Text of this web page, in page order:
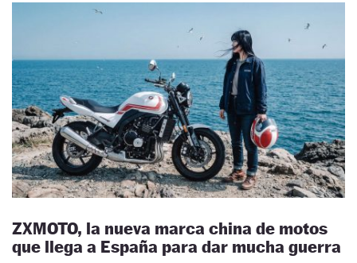
ZXMOTO, la nueva marca china de motos
que llega a España para dar mucha guerra